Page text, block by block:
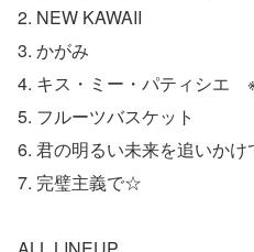
2. NEW KAWAII
3. かがみ
4. キス・ミー・パティシエ
5. フルーツバスケット
6. 君の明るい未来を追いかけ
7. 完璧主義で☆